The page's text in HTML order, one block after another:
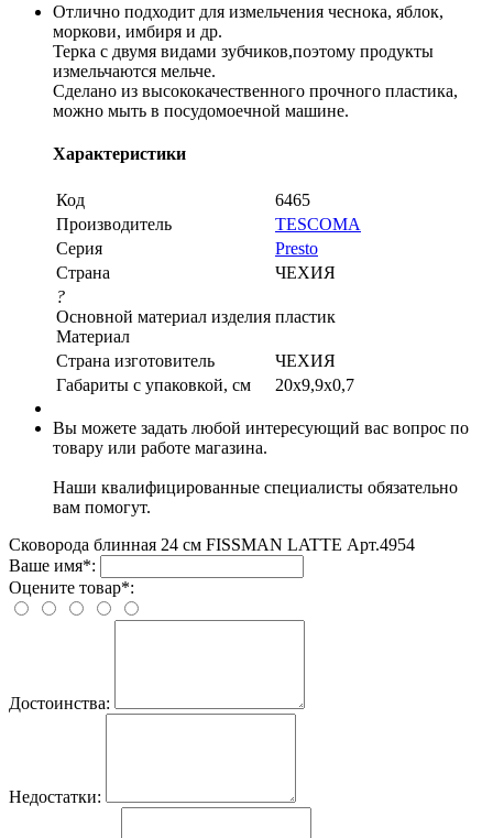
Отлично подходит для измельчения чеснока, яблок,
моркови, имбиря и др.
Терка с двумя видами зубчиков,поэтому продукты
измельчаются мельче.
Сделано из высококачественного прочного пластика,
можно мыть в посудомоечной машине.
Характеристики
Код
6465
Производитель
TESCOMA
Серия
Presto
Страна
ЧЕХИЯ
?
Основной материал изделия
Материал
пластик
Страна изготовитель
ЧЕХИЯ
Габариты c упаковкой, см
20x9,9x0,7
Вы можете задать любой интересующий вас вопрос по
товару или работе магазина.
Наши квалифицированные специалисты обязательно
вам помогут.
Сковорода блинная 24 cм FISSMAN LATTE Арт.4954
Ваше имя*:
Оцените товар*:
Достоинства:
Недостатки: